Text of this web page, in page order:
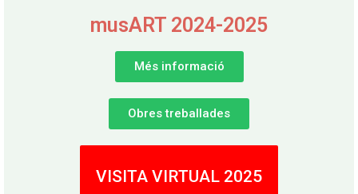
musART 2024-2025
Més informació
Obres treballades
VISITA VIRTUAL 2025